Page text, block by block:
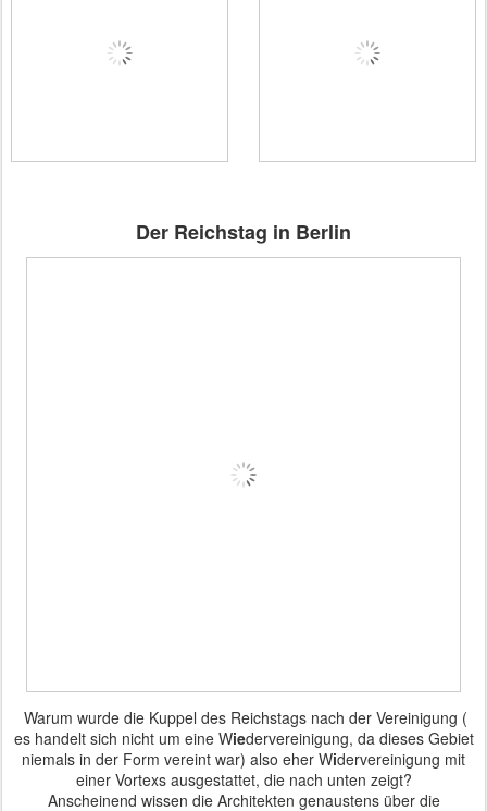
Der Reichstag in Berlin
Warum wurde die Kuppel des Reichstags nach der Vereinigung (
es handelt sich nicht um eine Wiedervereinigung, da dieses Gebiet
niemals in der Form vereint war) also eher Widervereinigung mit
einer Vortexs ausgestattet, die nach unten zeigt?
Anscheinend wissen die Architekten genaustens über die